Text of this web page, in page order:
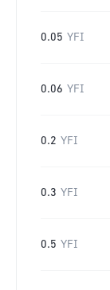
0.05 YFI
0.06 YFI
0.2 YFI
0.3 YFI
0.5 YFI